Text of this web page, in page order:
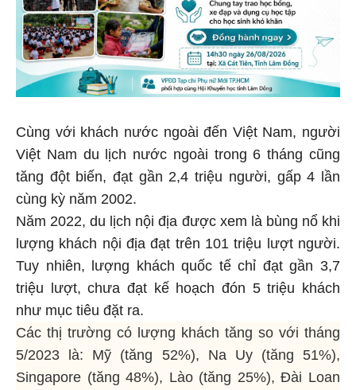
Cùng với khách nước ngoài đến Việt Nam, người
Việt Nam du lịch nước ngoài trong 6 tháng cũng
tăng đột biến, đạt gần 2,4 triệu người, gấp 4 lần
cùng kỳ năm 2002.
Năm 2022, du lịch nội địa được xem là bùng nổ khi
lượng khách nội địa đạt trên 101 triệu lượt người.
Tuy nhiên, lượng khách quốc tế chỉ đạt gần 3,7
triệu lượt, chưa đạt kế hoạch đón 5 triệu khách
như mục tiêu đặt ra.
Các thị trường có lượng khách tăng so với tháng
5/2023 là: Mỹ (tăng 52%), Na Uy (tăng 51%),
Singapore (tăng 48%), Lào (tăng 25%), Đài Loan